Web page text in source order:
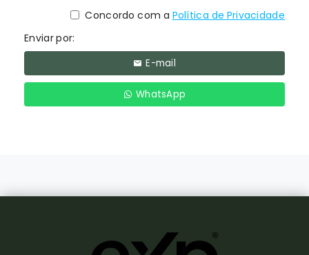
Concordo com a Política de Privacidade
Enviar por:
E-mail
WhatsApp